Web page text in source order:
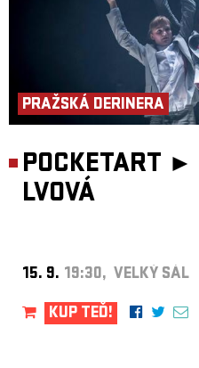
PRAŽSKÁ DERINERA
POCKETART ►
LVOVÁ
15. 9. 19:30, VELKÝ SÁL
KUP TEĎ!